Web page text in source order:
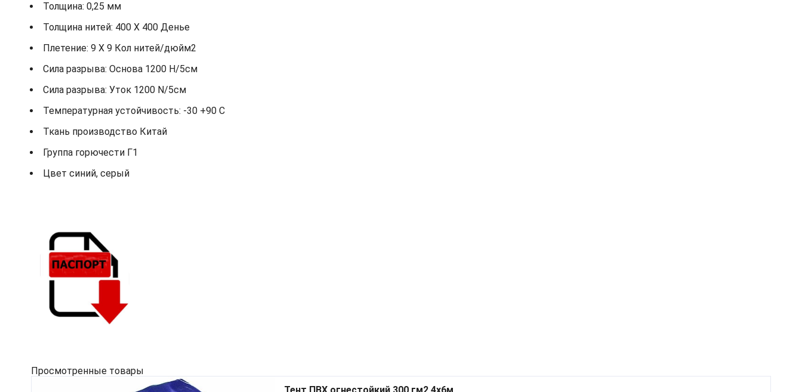
Толщина: 0,25 мм
Толщина нитей: 400 X 400 Денье
Плетение: 9 X 9 Кол нитей/дюйм2
Сила разрыва: Основа 1200 Н/5см
Сила разрыва: Уток 1200 N/5см
Температурная устойчивость: -30 +90 С
Ткань производство Китай
Группа горючести Г1
Цвет синий, серый
Просмотренные товары